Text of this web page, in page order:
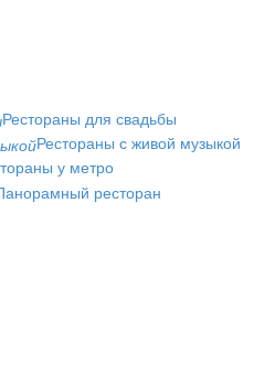
Рестораны для свадьбы
Рестораны с живой музыкой
у метро
ресторан